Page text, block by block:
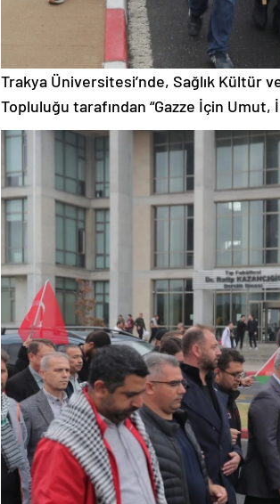
Trakya Üniversitesi’nde, Sağlık Kültür
Topluluğu tarafından “Gazze İçin